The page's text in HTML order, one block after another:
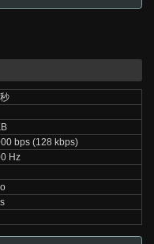
bps (128 kbps)
Hz